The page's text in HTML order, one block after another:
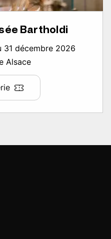
Bartholdi
31 décembre 2026
Alsace